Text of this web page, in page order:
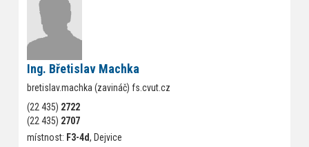
Ing. Břetislav Machka
bretislav.machka (zavináč) fs.cvut.cz
(22 435) 2722
(22 435) 2707
místnost: F3-4d, Dejvice